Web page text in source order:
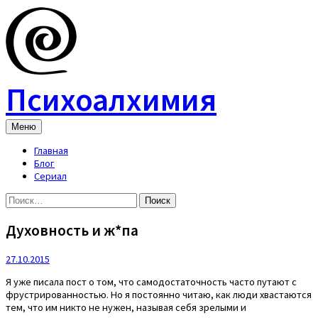
Skip
to
content
Психоалхимия
Меню
Главная
Блог
Сериал
Найти:
Духовность и ж*па
27.10.2015
Я уже писала пост о том, что самодостаточность часто путают с
фрустрированностью. Но я постоянно читаю, как люди хвастаются
тем, что им никто не нужен, называя себя зрелыми и